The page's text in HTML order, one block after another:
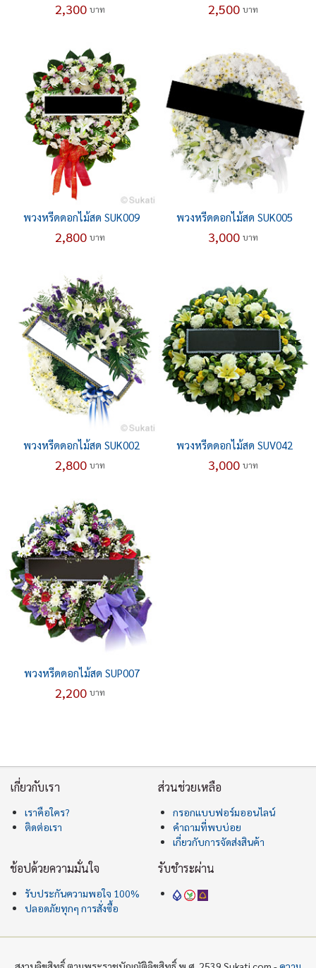
2,300 บาท 2,500 บาท
พวงหรีดดอกไม้สด SUK009
2,800 บาท
พวงหรีดดอกไม้สด SUK005
3,000 บาท
พวงหรีดดอกไม้สด SUK002
2,800 บาท
พวงหรีดดอกไม้สด SUV042
3,000 บาท
พวงหรีดดอกไม้สด SUP007
2,200 บาท
เกี่ยวกับเรา
เราคือใคร?
ติดต่อเรา
ส่วนช่วยเหลือ
กรอกแบบฟอร์มออนไลน์
คำถามที่พบบ่อย
เกี่ยวกับการจัดส่งสินค้า
ช้อปด้วยความมั่นใจ
รับประกันความพอใจ 100%
ปลอดภัยทุกๆ การสั่งซื้อ
รับชำระผ่าน